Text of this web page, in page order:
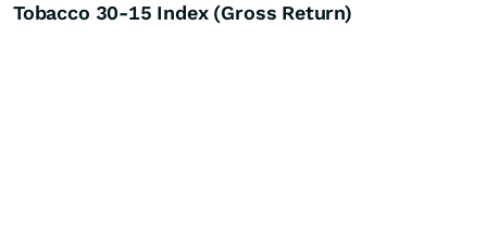
Tobacco 30-15 Index (Gross Return)